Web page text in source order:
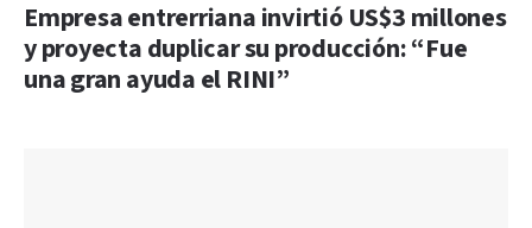
Empresa entrerriana invirtió US$3 millones
y proyecta duplicar su producción: “Fue
una gran ayuda el RINI”